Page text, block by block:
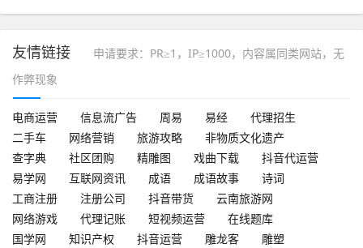
友情链接
申请要求：PR≥1，IP≥1000，内容属同类网站，无
作弊现象
电商运营 信息流广告 周易 易经
代理招生
二手车
网络营销 旅游攻略
非物质文化遗产
查字典
社区团购 精雕图 戏曲下载
抖音代运营
易学网
互联网资讯 成语 成语故事
诗词
工商注册
注册公司 抖音带货
云南旅游网
网络游戏
代理记账 短视频运营
在线题库
国学网
知识产权 抖音运营 雕龙客
雕塑